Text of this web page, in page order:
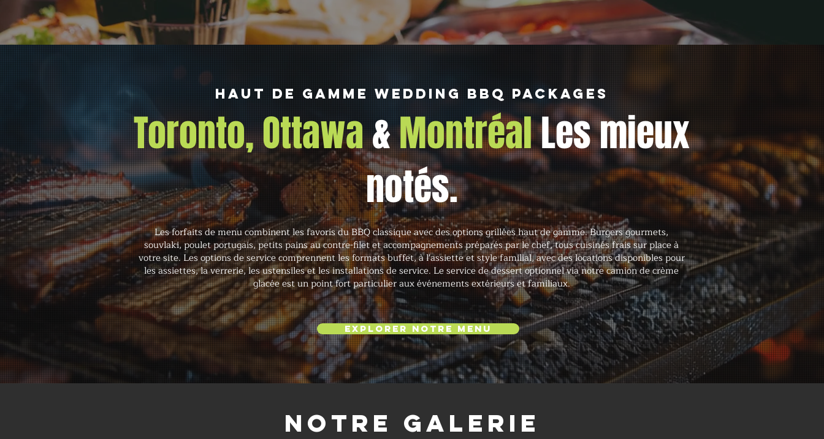
Haut de gamme Wedding BBQ Packages
Toronto, Ottawa&MontréalLes mieux
notés.
Les forfaits de menu combinent les favoris du BBQ classique avec des options grillées haut de gamme. Burgers gourmets,
souvlaki, poulet portugais, petits pains au contre-filet et accompagnements préparés par le chef, tous cuisinés frais sur place à
votre site. Les options de service comprennent les formats buffet, à l'assiette et style familial, avec des locations disponibles pour
les assiettes, la verrerie, les ustensiles et les installations de service. Le service de dessert optionnel via notre camion de crème
glacée est un point fort particulier aux événements extérieurs et familiaux.
Explorer notre menu
Notre galerie